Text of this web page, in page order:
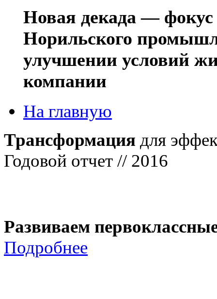
Новая декада — фокус
Норильского
улучшении условий
компании
На главную
Трансформация для
Годовой отчет // 2016
Развиваем
Подробнее